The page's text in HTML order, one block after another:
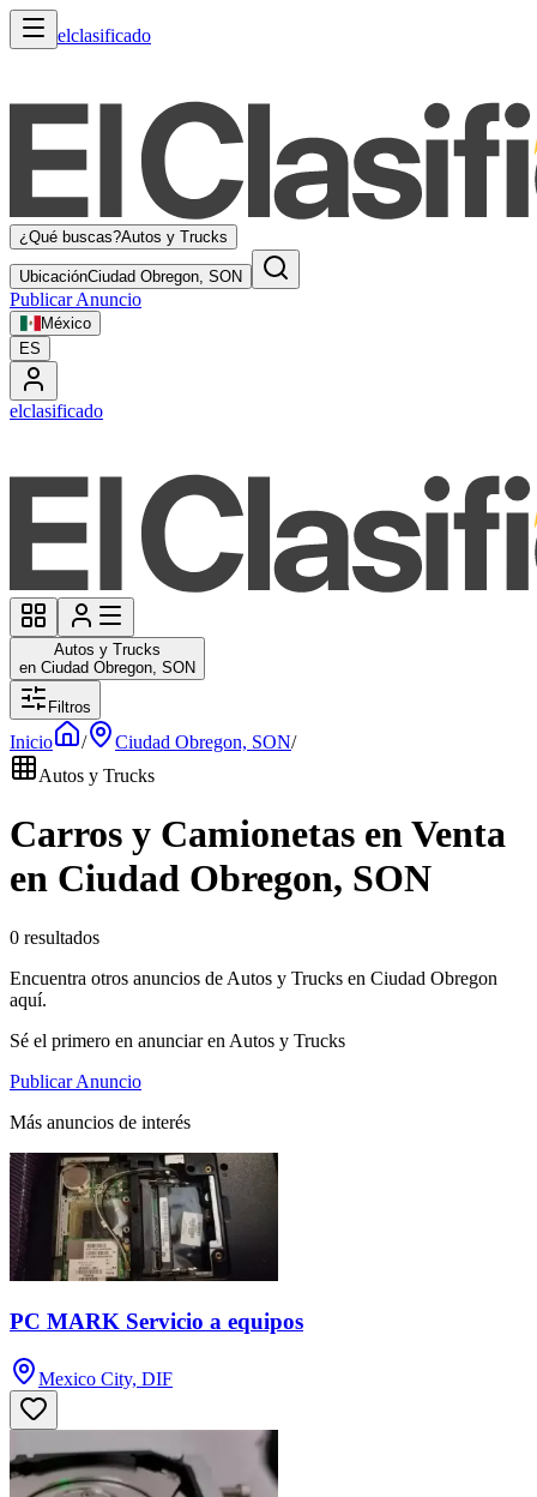
elclasificado
¿Qué buscas?Autos y Trucks
UbicaciónCiudad Obregon, SON
Publicar Anuncio
México
ES
elclasificado
Autos y Trucks
en Ciudad Obregon, SON
Filtros
Inicio / Ciudad Obregon, SON/
Autos y Trucks
Carros y Camionetas en Venta
en Ciudad Obregon, SON
0 resultados
Encuentra otros anuncios de Autos y Trucks en Ciudad Obregon
aquí.
Sé el primero en anunciar en Autos y Trucks
Publicar Anuncio
Más anuncios de interés
PC MARK Servicio a equipos
Mexico City, DIF